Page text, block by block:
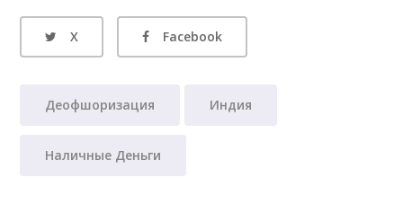
X Facebook
Деофшоризация Индия
Наличные Деньги